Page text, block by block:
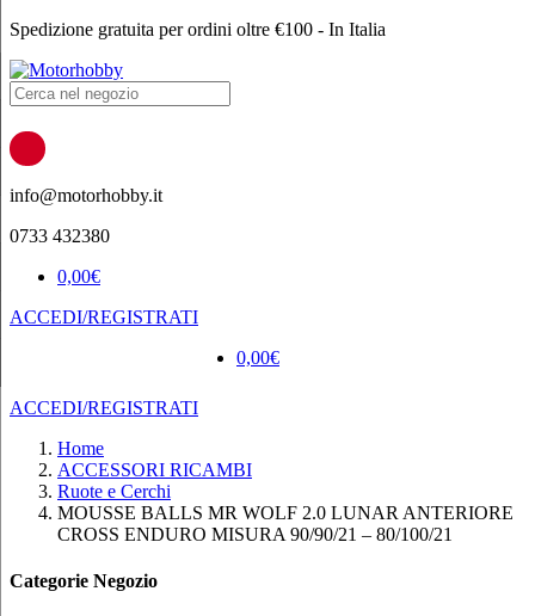
Spedizione gratuita per ordini oltre €100 - In Italia
Products
search
info@motorhobby.it
0733 432380
0,00€
ACCEDI/REGISTRATI
0,00€
ACCEDI/REGISTRATI
Home
ACCESSORI RICAMBI
Ruote e Cerchi
MOUSSE BALLS MR WOLF 2.0 LUNAR ANTERIORE
CROSS ENDURO MISURA 90/90/21 – 80/100/21
Categorie Negozio